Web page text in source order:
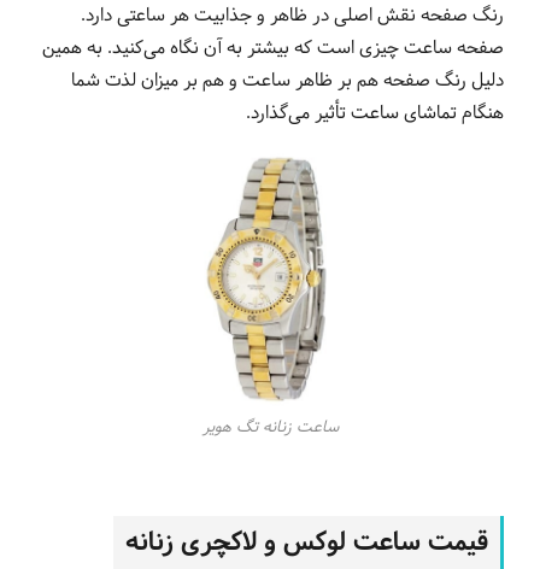
رنگ صفحه نقش اصلی در ظاهر و جذابیت هر ساعتی دارد.
صفحه ساعت چیزی است که بیشتر به آن نگاه می‌کنید. به همین
دلیل رنگ صفحه هم بر ظاهر ساعت و هم بر میزان لذت شما
هنگام تماشای ساعت تأثیر می‌گذارد.
ساعت زنانه تگ هویر
قیمت ساعت لوکس و لاکچری زنانه